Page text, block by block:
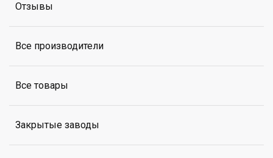
Отзывы
Все производители
Все товары
Закрытые заводы